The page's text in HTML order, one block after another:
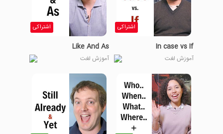
اشتراکی
In case vs If
آموزش لغت
اشتراکی
Like And As
آموزش لغت